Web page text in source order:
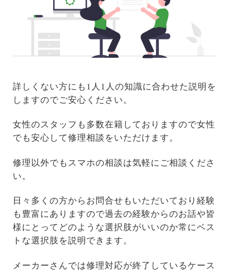
詳しくない方にも1人1人の知識に合わせた説明を
しますのでご安心ください。
女性のスタッフも多数在籍しておりますので女性
でも安心して修理相談をいただけます。
修理以外でもスマホの相談は気軽にご相談くださ
い。
日々多くの方からお問合せもいただいており経験
も豊富にありますので過去の経験からのお話や皆
様にとってどのような選択肢がいいのか常にベス
トな選択肢を説明できます。
メーカーさんでは修理対応が終了しているケース